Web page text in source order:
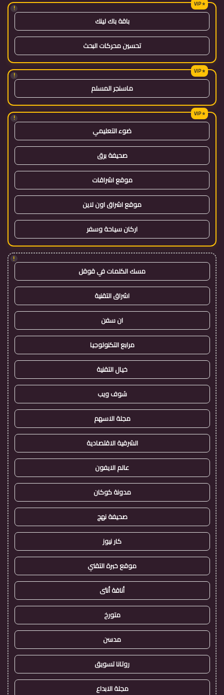
!
باقة باك لينك
تحسين محركات البحث
!
ماسنجر المسلم
!
ضوء التعليمي
صحيفة برق
موقع اشراقات
موقع اشراق اون لاين
اركان سياحة وسفر
!
مسك الكلمات في قوقل
اشراق التقنية
ان سفن
مرابع التكنولوجيا
خيال التقنية
شوف ويب
مجلة الاسهم
الشرقية الاقتصادية
عالم الايفون
مدونة كوكان
صحيفة نهج
كار نيوز
موقع خبرة التقني
أناقة أنثى
متورخ
مدسن
روتانا تسويق
مجلة الابداع